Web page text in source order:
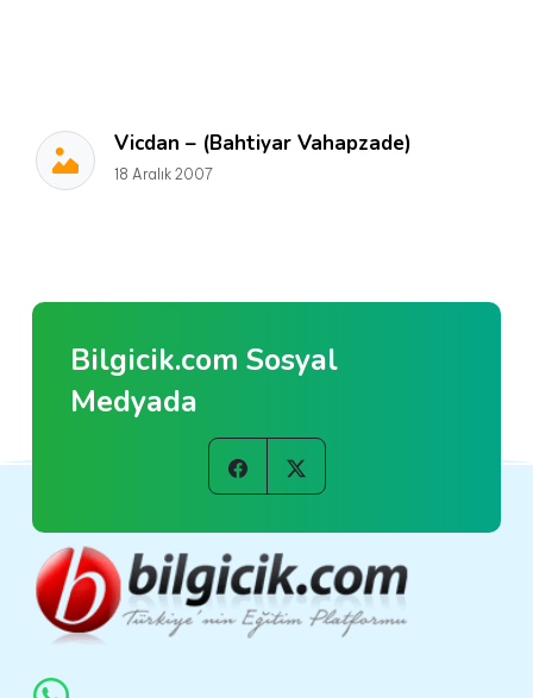
Vicdan – (Bahtiyar Vahapzade)
18 Aralık 2007
Bilgicik.com Sosyal
Medyada